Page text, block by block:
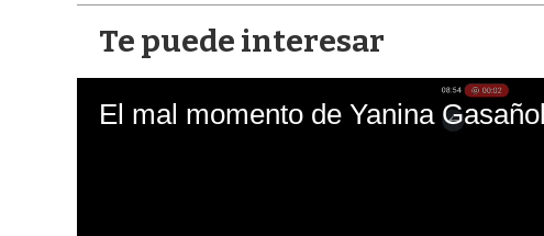
Te puede interesar